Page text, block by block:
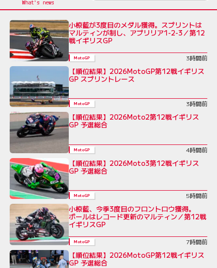
小椋藍が3度目のメダル獲得。スプリントは
マルティンが制し、アプリリア1-2-3／第12
戦イギリスGP
MotoGP 3時間前
【順位結果】2026MotoGP第12戦イギリス
GP スプリントレース
MotoGP 3時間前
【順位結果】2026Moto2第12戦イギリス
GP 予選総合
MotoGP 4時間前
【順位結果】2026Moto3第12戦イギリス
GP 予選総合
MotoGP 5時間前
小椋藍、今季3度目のフロントロウ獲得。
ポールはレコード更新のマルティン／第12戦
イギリスGP
MotoGP 7時間前
【順位結果】2026MotoGP第12戦イギリス
GP 予選総合